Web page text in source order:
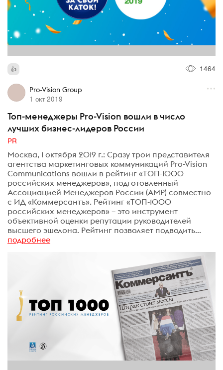
1464
Pro-Vision Group
1 окт 2019
Топ-менеджеры Pro-Vision вошли в число
лучших бизнес-лидеров России
PR
Москва, 1 октября 2019 г.: Сразу трои представителя
агентства маркетинговых коммуникаций Pro-Vision
Communications вошли в рейтинг «ТОП-1000
российских менеджеров», подготовленный
Ассоциацией Менеджеров России (АМР) совместно
с ИД «Коммерсантъ». Рейтинг «ТОП-1000
российских менеджеров» – это инструмент
объективной оценки репутации руководителей
высшего эшелона. Рейтинг позволяет подводить...
подробнее